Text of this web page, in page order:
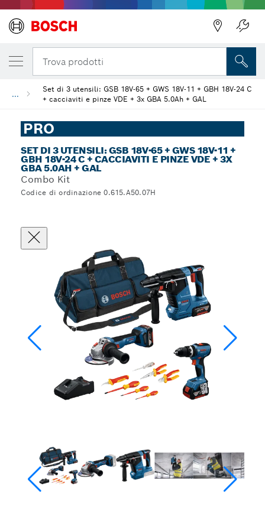
Trova prodotti
...
Set di 3 utensili: GSB 18V-65 + GWS 18V-11 + GBH 18V-24 C
+ cacciaviti e pinze VDE + 3x GBA 5.0Ah + GAL
PRO
SET DI 3 UTENSILI: GSB 18V-65 + GWS 18V-11 +
GBH 18V-24 C + CACCIAVITI E PINZE VDE + 3X
GBA 5.0AH + GAL
Combo Kit
Codice di ordinazione 0.615.A50.07H